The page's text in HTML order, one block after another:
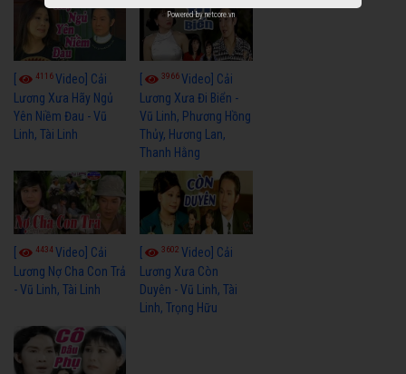
4116Video] Cải
Lương Xưa Hãy Ngủ
Yên Niềm Đau - Vũ
Linh, Tài Linh
3966Video] Cải
Lương Xưa Đi Biển -
Vũ Linh, Phương Hồng
Thủy, Hương Lan,
Thanh Hằng
4434Video] Cải
Lương Nợ Cha Con Trả
- Vũ Linh, Tài Linh
3602Video] Cải
Lương Xưa Còn
Duyên - Vũ Linh, Tài
Linh, Trọng Hữu
Powered bynetcore.vn